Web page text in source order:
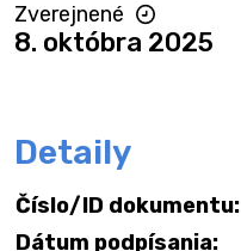
Zverejnené
8. októbra 2025
Detaily
Číslo/ID dokumentu:
Dátum podpísania: